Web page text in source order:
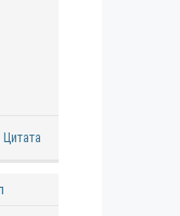
Цитата